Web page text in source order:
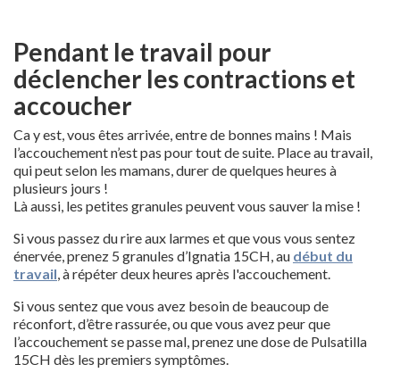
Pendant le travail pour
déclencher les contractions et
accoucher
Ca y est, vous êtes arrivée, entre de bonnes mains ! Mais
l’accouchement n’est pas pour tout de suite. Place au travail,
qui peut selon les mamans, durer de quelques heures à
plusieurs jours !
Là aussi, les petites granules peuvent vous sauver la mise !
Si vous passez du rire aux larmes et que vous vous sentez
énervée, prenez 5 granules d’Ignatia 15CH, au début du
travail , à répéter deux heures après l'accouchement.
Si vous sentez que vous avez besoin de beaucoup de
réconfort, d’être rassurée, ou que vous avez peur que
l’accouchement se passe mal, prenez une dose de Pulsatilla
15CH dès les premiers symptômes.